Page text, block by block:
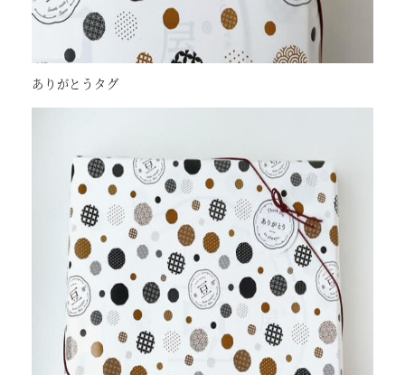
ありがとうタグ